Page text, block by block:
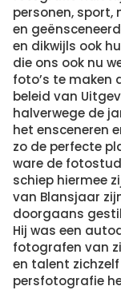
personen, sport,
en
en dikwijls ook
die ons ook nu
foto’s te maken
beleid van
halverwege de
het ensceneren
zo de perfecte
ware de
schiep hiermee
van Blansjaar
doorgaans
Hij was een
fotografen van
en talent
persfotografie